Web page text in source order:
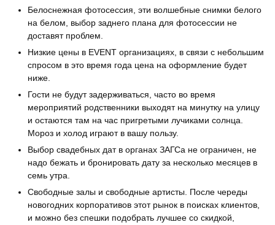
Белоснежная фотосессия, эти волшебные снимки белого
на белом, выбор заднего плана для фотосессии не
доставят проблем.
Низкие цены в EVENT организациях, в связи с небольшим
спросом в это время года цена на оформление будет
ниже.
Гости не будут задерживаться, часто во время
мероприятий родственники выходят на минутку на улицу
и остаются там на час пригретыми лучиками солнца.
Мороз и холод играют в вашу пользу.
Выбор свадебных дат в органах ЗАГСа не ограничен, не
надо бежать и бронировать дату за несколько месяцев в
семь утра.
Свободные залы и свободные артисты. После череды
новогодних корпоративов этот рынок в поисках клиентов,
и можно без спешки подобрать лучшее со скидкой,